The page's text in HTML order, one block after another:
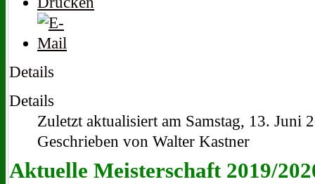
Details
Details
Zuletzt aktualisiert am Samstag, 13. Juni
Geschrieben von Walter Kastner
Aktuelle Meisterschaft 2019/